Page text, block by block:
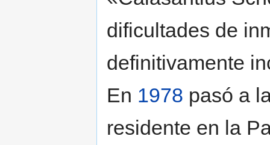
dificultades de
definitivamente
En 1978 pasó a
residente en la